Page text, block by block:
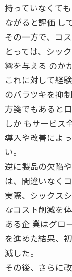
持っていなくて
ながると評価 し
その一方で、コ
とっては、シッ
響を与える のか
これに対して経
のバラツキを抑
方箋でもあると口
しか もサービス
導入や改善によ
い。
逆に製品の欠陥
は、間違いなく
実際、シックス
なコスト削減を
ある企 業はグロ
を進めた結果、
減した。
その後、さらに